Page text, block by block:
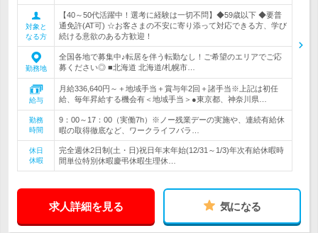
対象と
なる方
【40～50代活躍中！選考に経験は一切不問】◆59歳以下 ◆要普
通免許(AT可) ☆お客さまの不安に寄り添って対応できる方、学び
続ける意欲のある方歓迎！
勤務地
全国各地で募集中♪転居を伴う転勤なし！ご希望のエリアでご応
募ください◎ ■北海道 北海道/札幌市…
給与
月給336,640円～＋地域手当＋賞与年2回＋諸手当※上記は初任
給、毎年昇給する機会有＜地域手当＞●東京都、神奈川県…
勤務
時間
9：00～17：00（実働7h）※ノー残業デーの実施や、連続有給休
暇の取得徹底など、ワークライフバラ…
休日
休暇
完全週休2日制(土・日)祝日年末年始(12/31～1/3)年次有給休暇時
間単位特別休暇慶弔休暇生理休…
求人詳細を見る 気になる